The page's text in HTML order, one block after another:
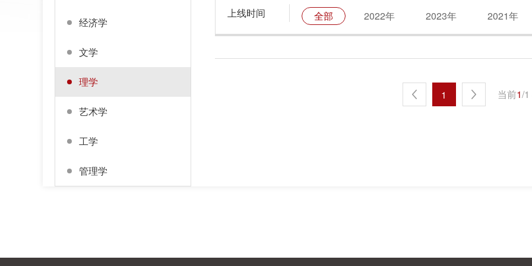
经济学
文学
理学
艺术学
工学
管理学
上线时间 全部 2022年 2023年 2021年
1 当前1/1